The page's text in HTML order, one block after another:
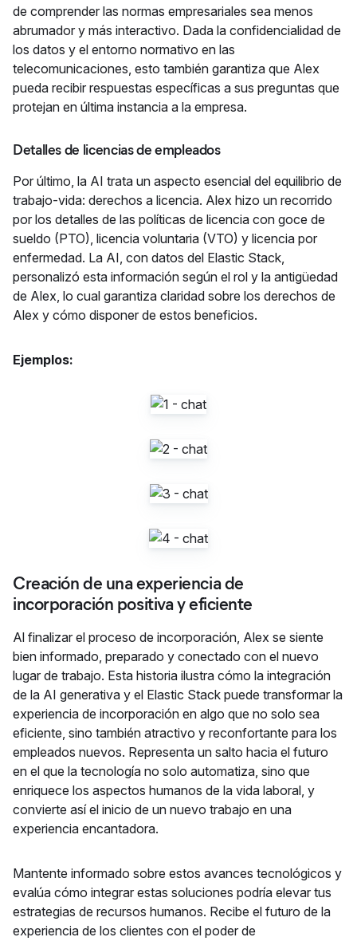
de comprender las normas empresariales sea menos
abrumador y más interactivo. Dada la confidencialidad de
los datos y el entorno normativo en las
telecomunicaciones, esto también garantiza que Alex
pueda recibir respuestas específicas a sus preguntas que
protejan en última instancia a la empresa.
Detalles de licencias de empleados
Por último, la AI trata un aspecto esencial del equilibrio de
trabajo-vida: derechos a licencia. Alex hizo un recorrido
por los detalles de las políticas de licencia con goce de
sueldo (PTO), licencia voluntaria (VTO) y licencia por
enfermedad. La AI, con datos del Elastic Stack,
personalizó esta información según el rol y la antigüedad
de Alex, lo cual garantiza claridad sobre los derechos de
Alex y cómo disponer de estos beneficios.
Ejemplos:
Creación de una experiencia de
incorporación positiva y eficiente
Al finalizar el proceso de incorporación, Alex se siente
bien informado, preparado y conectado con el nuevo
lugar de trabajo. Esta historia ilustra cómo la integración
de la AI generativa y el Elastic Stack puede transformar la
experiencia de incorporación en algo que no solo sea
eficiente, sino también atractivo y reconfortante para los
empleados nuevos. Representa un salto hacia el futuro
en el que la tecnología no solo automatiza, sino que
enriquece los aspectos humanos de la vida laboral, y
convierte así el inicio de un nuevo trabajo en una
experiencia encantadora.
Mantente informado sobre estos avances tecnológicos y
evalúa cómo integrar estas soluciones podría elevar tus
estrategias de recursos humanos. Recibe el futuro de la
experiencia de los clientes con el poder de